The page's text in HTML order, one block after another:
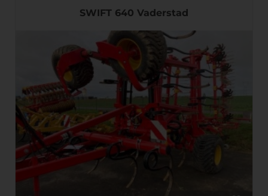
SWIFT 640 Vaderstad